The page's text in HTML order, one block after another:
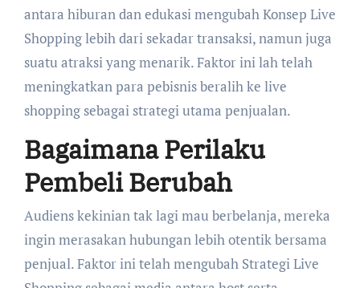
antara hiburan dan edukasi mengubah Konsep Live
Shopping lebih dari sekadar transaksi, namun juga
suatu atraksi yang menarik. Faktor ini lah telah
meningkatkan para pebisnis beralih ke live
shopping sebagai strategi utama penjualan.
Bagaimana Perilaku
Pembeli Berubah
Audiens kekinian tak lagi mau berbelanja, mereka
ingin merasakan hubungan lebih otentik bersama
penjual. Faktor ini telah mengubah Strategi Live